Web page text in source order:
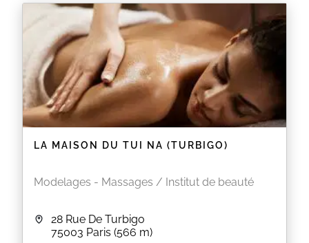
coupes pour homme et femme ainsi que des
colorations, des balayages et des soins capillaires.
EN SAVOIR PLUS
LA MAISON DU TUI NA (TURBIGO)
Modelages - Massages / Institut de beauté
28 Rue De Turbigo
75003 Paris (566 m)